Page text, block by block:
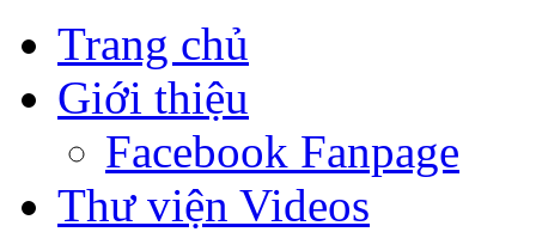
Trang chủ
Giới thiệu
Facebook Fanpage
Thư viện Videos